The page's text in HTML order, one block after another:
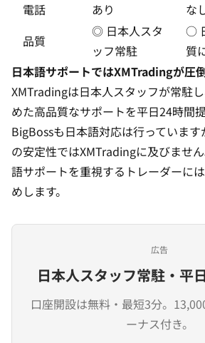
電話
あり
な
品質
◎ 日本人スタ
ッフ常駐
○
質
日本語サポートではXMTradingが圧
XMTradingは日本人スタッフが常駐
めた高品質なサポートを平日24時間
BigBossも日本語対応は行っていま
の安定性ではXMTradingに及びませ
語サポートを重視するトレーダーに
めします。
広告
日本人スタッフ常駐・平
口座開設は無料・最短3分。
ーナス付き。